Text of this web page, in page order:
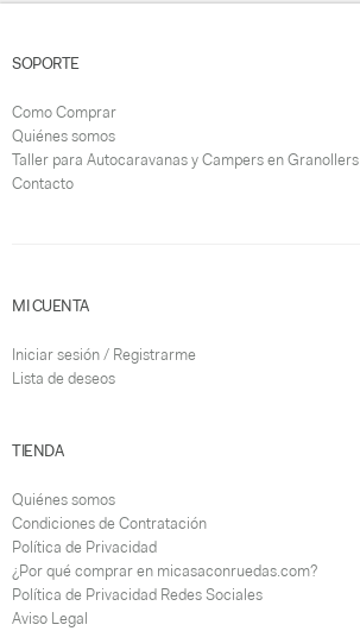
SOPORTE
Como Comprar
Quiénes somos
Taller para Autocaravanas y Campers en Granollers
Contacto
MI CUENTA
Iniciar sesión / Registrarme
Lista de deseos
TIENDA
Quiénes somos
Condiciones de Contratación
Política de Privacidad
¿Por qué comprar en micasaconruedas.com?
Política de Privacidad Redes Sociales
Aviso Legal